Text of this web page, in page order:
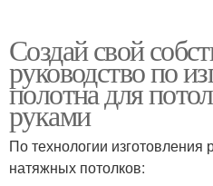
Создай свой
руководство по
полотна для
руками
По технологии изготовления
натяжных потолков: